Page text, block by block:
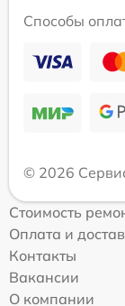
Способы
© 2026
Стоимость
Оплата и
Контакты
Вакансии
О компании